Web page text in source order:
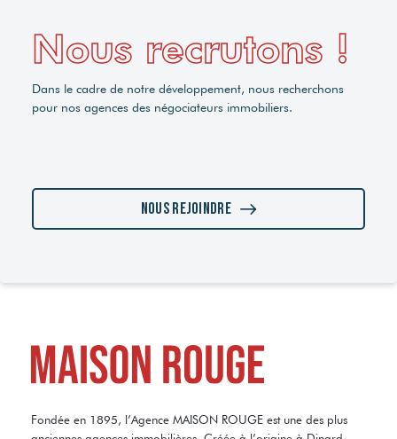
Nous recrutons !
Dans le cadre de notre développement, nous recherchons
pour nos agences des négociateurs immobiliers.
Nous rejoindre
Fondée en 1895, l’Agence MAISON ROUGE est une des plus